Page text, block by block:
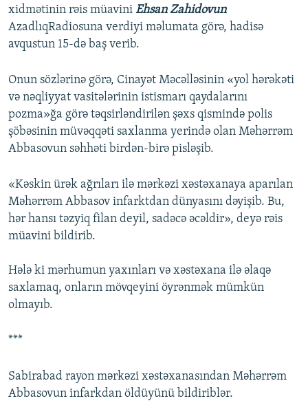
VIDEO
FOTOQALEREYA
RADIO ARXIV
OXU ZALI
İSLAM VƏ DEMOKRATIYA
İZ - MƏDƏNIYYƏT PROQRAMI
HAQQIMIZDA
PEŞƏ ETIKASI VƏ JURNALISTIKA STANDARTLARIMIZ
MATERIALLARIMIZDAN ISTIFADƏ
AZADLIQRADIOSU MOBIL TELEFONUNUZDA
XƏBƏR BÜLLETENLƏRIMIZ
BIZI IZLƏ
RFE/RL-in bütün saytları
xidmətinin rəis müavini Ehsan Zahidovun
AzadlıqRadiosuna verdiyi məlumata görə, hadisə
avqustun 15-də baş verib.
Onun sözlərinə görə, Cinayət Məcəlləsinin «yol hərəkəti
və nəqliyyat vasitələrinin istismarı qaydalarını
pozma»ğa görə təqsirləndirilən şəxs qismində polis
şöbəsinin müvəqqəti saxlanma yerində olan Məhərrəm
Abbasovun səhhəti birdən-birə pisləşib.
«Kəskin ürək ağrıları ilə mərkəzi xəstəxanaya aparılan
Məhərrəm Abbasov infarktdan dünyasını dəyişib. Bu,
hər hansı təzyiq filan deyil, sadəcə əcəldir», deyə rəis
müavini bildirib.
Hələ ki mərhumun yaxınları və xəstəxana ilə əlaqə
saxlamaq, onların mövqeyini öyrənmək mümkün
olmayıb.
***
Sabirabad rayon mərkəzi xəstəxanasından Məhərrəm
Abbasovun infarkdan öldüyünü bildiriblər.